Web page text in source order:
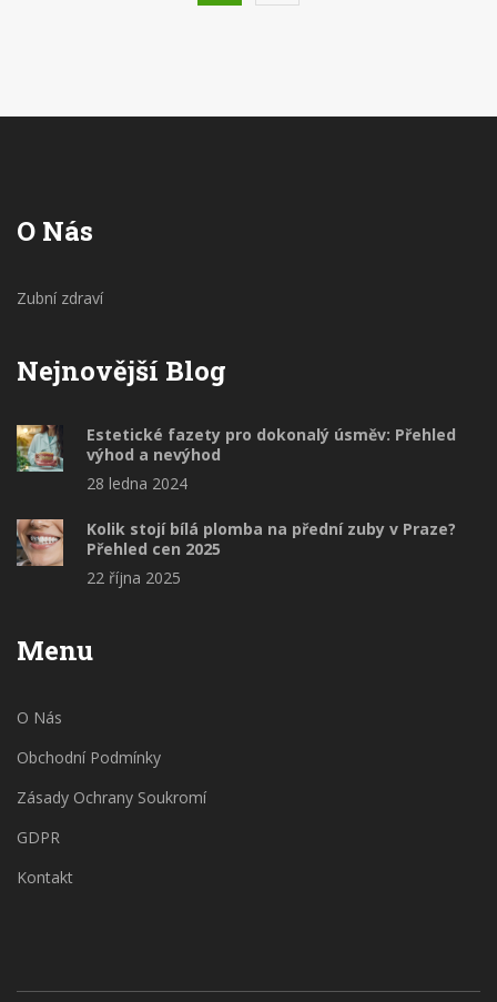
O Nás
Zubní zdraví
Nejnovější Blog
Estetické fazety pro dokonalý úsměv: Přehled
výhod a nevýhod
28 ledna 2024
Kolik stojí bílá plomba na přední zuby v Praze?
Přehled cen 2025
22 října 2025
Menu
O Nás
Obchodní Podmínky
Zásady Ochrany Soukromí
GDPR
Kontakt